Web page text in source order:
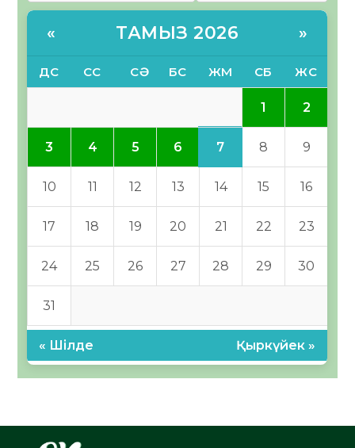
« ТАМЫЗ 2026 »
ДС СС СӘ БС ЖМ СБ ЖС
1 2
3 4 5 6 7 8 9
10 11 12 13 14 15 16
17 18 19 20 21 22 23
24 25 26 27 28 29 30
31
« Шілде Қыркүйек »